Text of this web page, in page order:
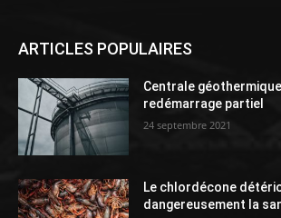
ARTICLES POPULAIRES
Centrale
redémarrage partiel
24 septembre 2021
Le chlordécone
dangereusement la